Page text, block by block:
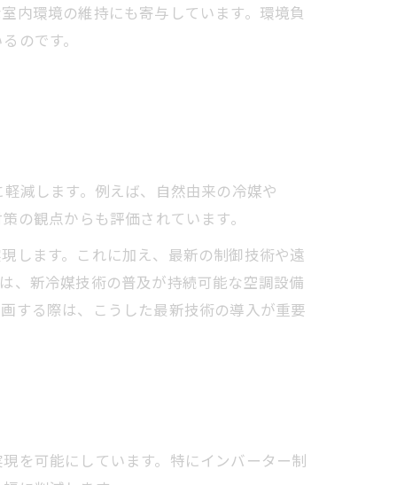
内環境の維持にも寄与しています。環境負
のです。
減します。例えば、自然由来の冷媒や
の観点からも評価されています。
します。これに加え、最新の制御技術や遠
、新冷媒技術の普及が持続可能な空調設備
する際は、こうした最新技術の導入が重要
を可能にしています。特にインバーター制